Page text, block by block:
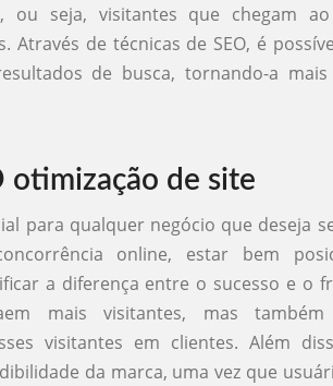
ou seja, visitantes que chegam
Através de técnicas de SEO, é
de busca, tornando-a mais
otimização de site
para qualquer negócio que deseja
online, estar bem
a diferença entre o sucesso e o
mais visitantes, mas
visitantes em clientes. Além
da marca, uma vez que